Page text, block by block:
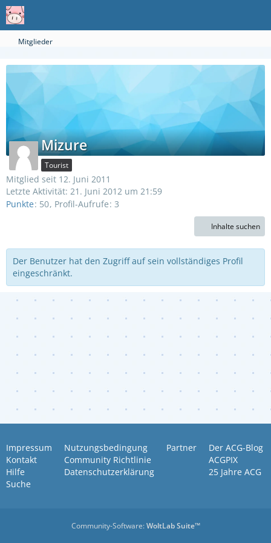
Mitglieder
Mizure
Tourist
Mitglied seit 12. Juni 2011
Letzte Aktivität: 21. Juni 2012 um 21:59
Punkte 50 Profil-Aufrufe 3
Inhalte suchen
Der Benutzer hat den Zugriff auf sein vollständiges Profil
eingeschränkt.
Impressum
Kontakt
Hilfe
Suche
Nutzungsbedingung
Community Richtlinie
Datenschutzerklärung
Partner
Der ACG-Blog
ACGPIX
25 Jahre ACG
Community-Software:WoltLab Suite™